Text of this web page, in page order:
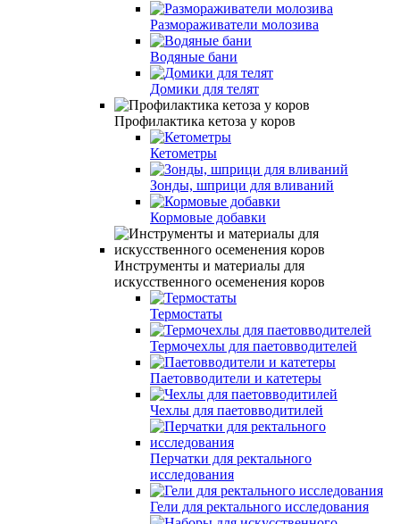
Размораживатели молозива
Водяные бани
Домики для телят
Профилактика кетоза у коров
Кетометры
Зонды, шприци для вливаний
Кормовые добавки
Инструменты и материалы для
искусственного осеменения коров
Термостаты
Термочехлы для паетовводителей
Паетовводители и катетеры
Чехлы для паетовводитилей
Перчатки для ректального
исследования
Гели для ректального исследования